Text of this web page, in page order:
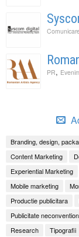
PR,
Branding, design,
Content Marketing
Experiential Marketing
Mobile marketing
Productie publicitara
Publicitate
Research
Tipografii